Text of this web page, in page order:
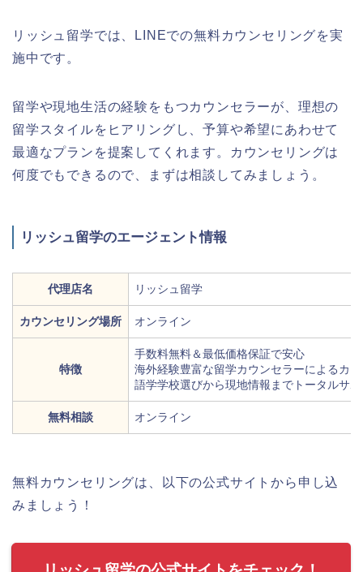
リッシュ留学では、LINEでの無料カウンセリングを実
施中です。
留学や現地生活の経験をもつカウンセラーが、理想の
留学スタイルをヒアリングし、予算や希望にあわせて
最適なプランを提案してくれます。カウンセリングは
何度でもできるので、まずは相談してみましょう。
リッシュ留学のエージェント情報
代理店名 リッシュ留学
カウンセリング場所 オンライン
特徴
手数料無料＆最低価格保証で安心
海外経験豊富な留学カウンセラーによるカ
語学学校選びから現地情報までトータルサ
無料相談 オンライン
無料カウンセリングは、以下の公式サイトから申し込
みましょう！